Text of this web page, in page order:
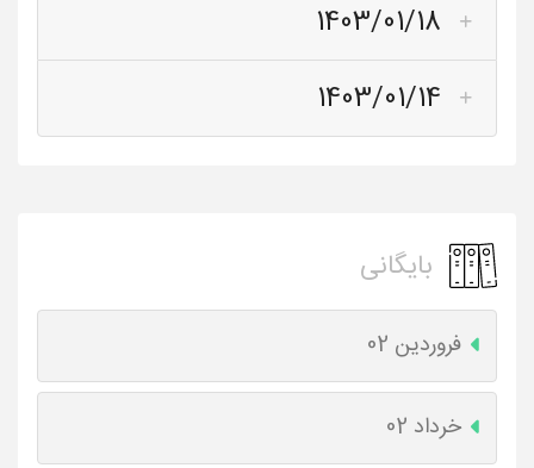
1403/01/18
1403/01/14
بایگانی
فروردین 02
خرداد 02